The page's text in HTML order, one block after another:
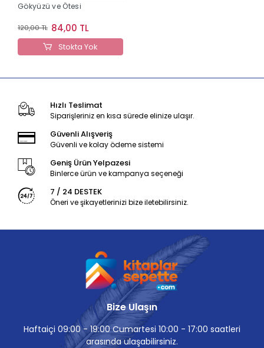
Gökyüzü ve Ötesi
120,00 TL 84,00 TL
Stokta Yok
Hızlı Teslimat
Siparişleriniz en kısa sürede elinize ulaşır.
Güvenli Alışveriş
Güvenli ve kolay ödeme sistemi
Geniş Ürün Yelpazesi
Binlerce ürün ve kampanya seçeneği
7 / 24 DESTEK
Öneri ve şikayetlerinizi bize iletebilirsiniz.
Bize Ulaşın
Haftaiçi 09:00 - 19:00 Cumartesi 10:00 - 17:00 saatleri
arasında ulaşabilirsiniz.